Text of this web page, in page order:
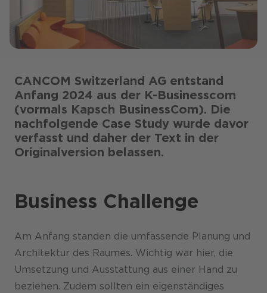
CANCOM Switzerland AG entstand
Anfang 2024 aus der K-Businesscom
(vormals Kapsch BusinessCom). Die
nachfolgende Case Study wurde davor
verfasst und daher der Text in der
Originalversion belassen.
Business Challenge
Am Anfang standen die umfassende Planung und
Architektur des Raumes. Wichtig war hier, die
Umsetzung und Aus­stattung aus einer Hand zu
beziehen. Zudem sollten ein eigenständiges